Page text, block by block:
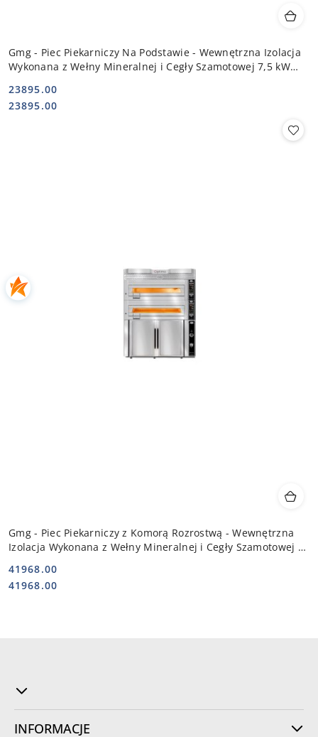
Gmg - Piec Piekarniczy Na Podstawie - Wewnętrzna Izolacja
Wykonana z Wełny Mineralnej i Cegły Szamotowej 7,5 kW
Cena:
23895.00
Cena:
23895.00
Gmg - Piec Piekarniczy z Komorą Rozrostwą - Wewnętrzna
Izolacja Wykonana z Wełny Mineralnej i Cegły Szamotowej 2x
Cena:
41968.00
Cena:
41968.00
INFORMACJE